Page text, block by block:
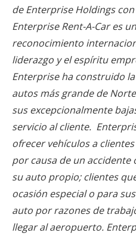
de Enterprise Holdings
Enterprise Rent-A-Car es
reconocimiento
liderazgo y el espíritu
Enterprise ha construido
autos más grande de
sus excepcionalmente
servicio al cliente.
ofrecer vehículos a
por causa de un
su auto propio; clientes
ocasión especial o para
auto por razones de
llegar al aeropuerto.